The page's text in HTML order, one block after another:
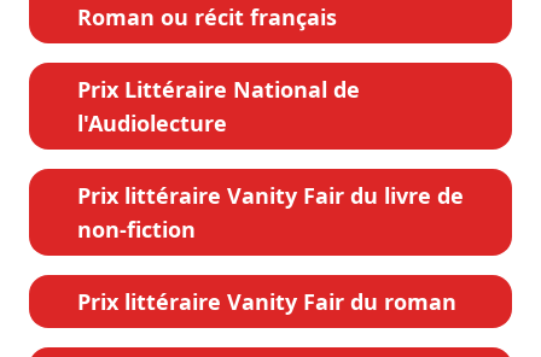
Roman ou récit français
Prix Littéraire National de
l'Audiolecture
Prix littéraire Vanity Fair du livre de
non-fiction
Prix littéraire Vanity Fair du roman